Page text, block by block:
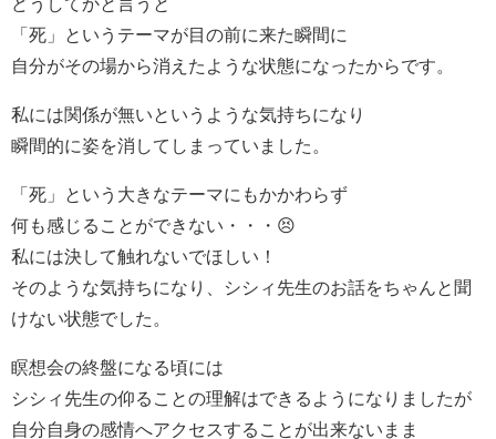
「死」というテーマが目の前に来た瞬間に
自分がその場から消えたような状態になったからです。
私には関係が無いというような気持ちになり
瞬間的に姿を消してしまっていました。
「死」という大きなテーマにもかかわらず
何も感じることができない・・・😣
私には決して触れないでほしい！
そのような気持ちになり、シシィ先生のお話をちゃんと聞
けない状態でした。
瞑想会の終盤になる頃には
シシィ先生の仰ることの理解はできるようになりましたが
自分自身の感情へアクセスすることが出来ないまま